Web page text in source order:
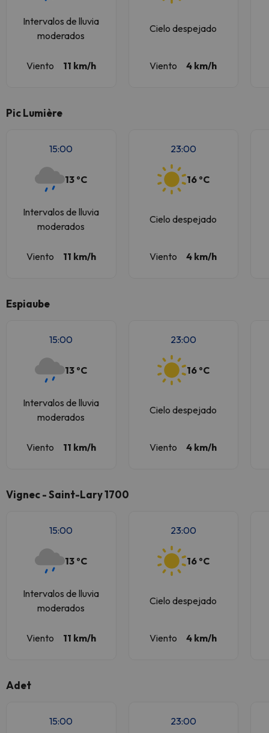
Intervalos de lluvia
moderados
Viento 11 km/h
Cielo despejado
Viento 4 km/h
Pic Lumière
15:00
13 ºC
Intervalos de lluvia
moderados
Viento 11 km/h
23:00
16 ºC
Cielo despejado
Viento 4 km/h
Espiaube
15:00
13 ºC
Intervalos de lluvia
moderados
Viento 11 km/h
23:00
16 ºC
Cielo despejado
Viento 4 km/h
Vignec - Saint-Lary 1700
15:00
13 ºC
Intervalos de lluvia
moderados
Viento 11 km/h
23:00
16 ºC
Cielo despejado
Viento 4 km/h
Adet
15:00 23:00